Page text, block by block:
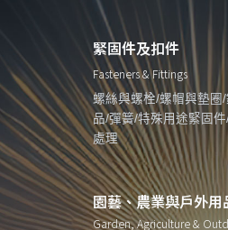
緊固件及扣件
Fasteners & Fittings
螺絲與螺栓/螺帽與墊圈
品/彈簧/特殊用途緊固
處理
園藝、農業與戶外用
Garden, Agriculture &